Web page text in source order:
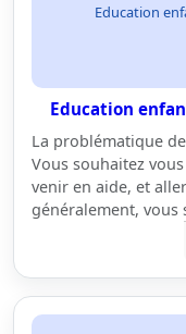
Education
Education
La problématique
Vous souhaitez
venir en aide, et
généralement, vous